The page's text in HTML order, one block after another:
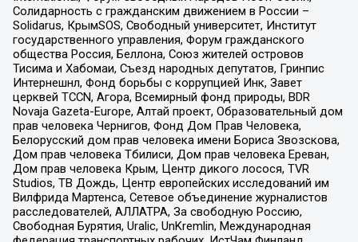
Солидарность с гражданским движением в России –
Solidarus, КрымSOS, Свободный университет, Институт
государственного управления, Форум гражданского
общества Россия, Беллона, Союз жителей островов
Тисима и Хабомаи, Съезд народных депутатов, Гринпис
Интернешнл, Фонд борьбы с коррупцией Инк, Завет
церквей TCCN, Агора, Всемирный фонд природы, BDR
Novaja Gazeta-Europe, Алтай проект, Образовательный дом
прав человека Чернигов, Фонд Дом Прав Человека,
Белорусский дом прав человека имени Бориса Звозскова,
Дом прав человека Тбилиси, Дом прав человека Ереван,
Дом прав человека Крым, Центр дикого лосося, TVR
Studios, ТВ Дождь, Центр европейских исследований им
Вилфрида Мартенса, Сетевое объединение журналистов
расследователей, АЛЛАТРА, За свободную Россию,
Свободная Бурятия, Uralic, UnKremlin, Международная